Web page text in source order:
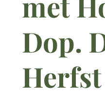
Dop.
Herfst